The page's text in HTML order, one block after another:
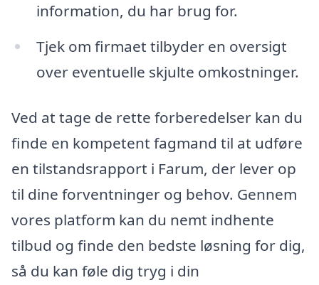
information, du har brug for.
Tjek om firmaet tilbyder en oversigt
over eventuelle skjulte omkostninger.
Ved at tage de rette forberedelser kan du
finde en kompetent fagmand til at udføre
en tilstandsrapport i Farum, der lever op
til dine forventninger og behov. Gennem
vores platform kan du nemt indhente
tilbud og finde den bedste løsning for dig,
så du kan føle dig tryg i din